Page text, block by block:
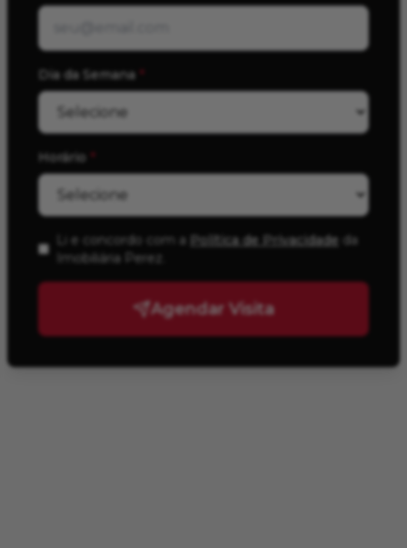
Dia da Semana *
Horário *
Li e concordo com a Política de Privacidade da
Imobiliária Perez
Agendar Visita